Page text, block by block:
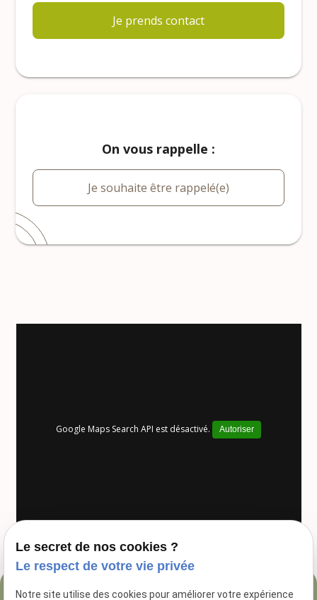
Je prends contact
On vous rappelle :
Je souhaite être rappelé(e)
Google Maps Search API est désactivé. Autoriser
Le secret de nos cookies ?
Le respect de votre vie privée
Notre site utilise des cookies pour améliorer votre expérience